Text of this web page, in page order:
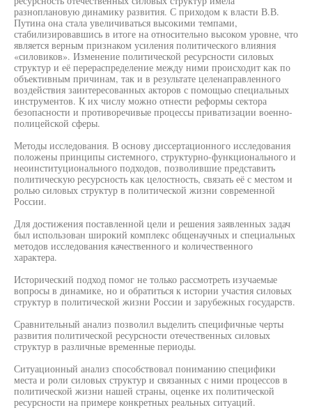
разноплановую динамику развития. С приходом к власти В.В.
Путина она стала увеличиваться высокими темпами,
стабилизировавшись в итоге на относительно высоком уровне, что
является верным признаком усиления политического влияния
«силовиков». Изменение политической ресурсности силовых
структур и её перераспределение между ними происходит как по
объективным причинам, так и в результате целенаправленного
воздействия заинтересованных акторов с помощью специальных
инструментов. К их числу можно отнести реформы сектора
безопасности и противоречивые процессы приватизации военно-
полицейской сферы.
Методы исследования. В основу диссертационного исследования
положены принципы системного, структурно-функционального и
неоинституционального подходов, позволившие представить
политическую ресурсность как целостность, связать её с местом и
ролью силовых структур в политической жизни современной
России.
Для достижения поставленной цели и решения заявленных задач
был использован широкий комплекс общенаучных и специальных
методов исследования качественного и количественного
характера.
Исторический подход помог не только рассмотреть изучаемые
вопросы в динамике, но и обратиться к истории участия силовых
структур в политической жизни России и зарубежных государств.
Сравнительный анализ позволил выделить специфичные черты
развития политической ресурсности отечественных силовых
структур в различные временные периоды.
Ситуационный анализ способствовал пониманию специфики
места и роли силовых структур и связанных с ними процессов в
политической жизни нашей страны, оценке их политической
ресурсности на примере конкретных реальных ситуаций.